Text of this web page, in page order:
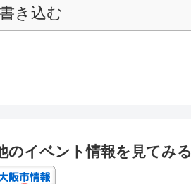
き込む
のイベント情報を見てみる